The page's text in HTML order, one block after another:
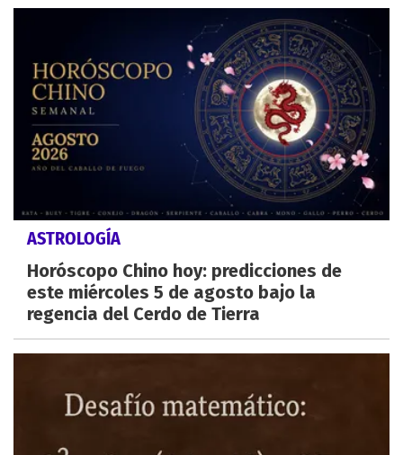
ASTROLOGÍA
Horóscopo Chino hoy: predicciones de
este miércoles 5 de agosto bajo la
regencia del Cerdo de Tierra